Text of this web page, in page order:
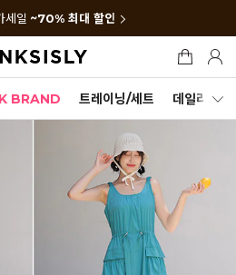
세일 ~70% 최대 할인
BRAND 트레이닝/세트 데일리세트